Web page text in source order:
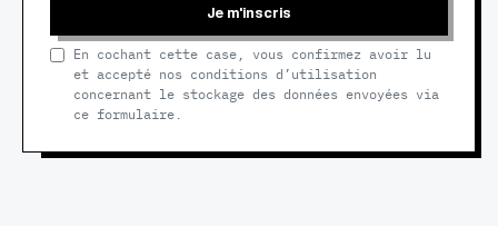
Je m'inscris
En cochant cette case, vous confirmez avoir lu
et accepté nos conditions d’utilisation
concernant le stockage des données envoyées via
ce formulaire.